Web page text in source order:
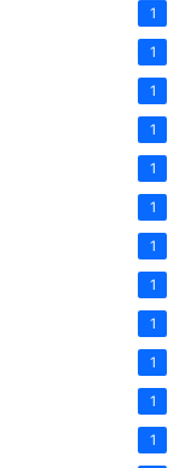
1
1
1
1
1
1
1
1
1
1
1
1